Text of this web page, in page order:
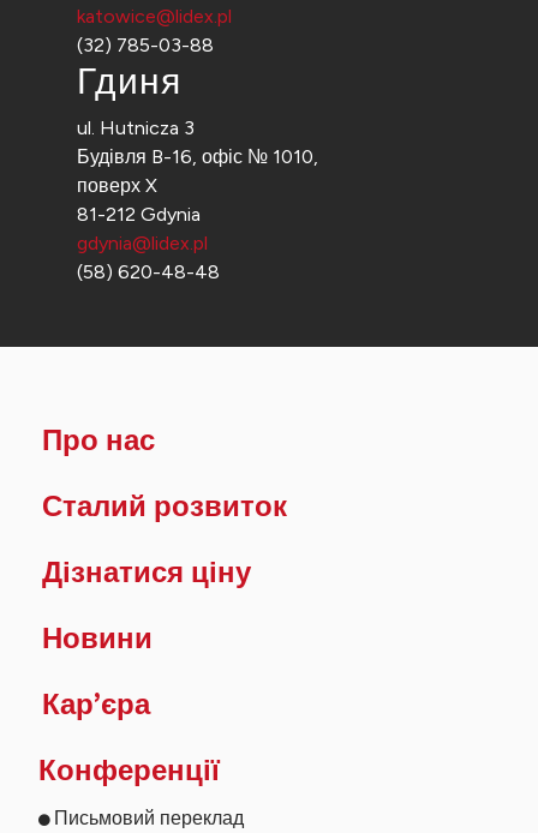
katowice@lidex.pl
(32) 785-03-88
Гдиня
ul. Hutnicza 3
Будівля B-16, офіс № 1010,
поверх X
81-212 Gdynia
gdynia@lidex.pl
(58) 620-48-48
Про нас
Сталий розвиток
Дізнатися ціну
Новини
Кар’єра
Конференції
Письмовий переклад